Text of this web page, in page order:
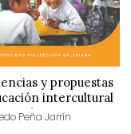
y propuestas
intercultural
en los cantones
Peña Jarrín